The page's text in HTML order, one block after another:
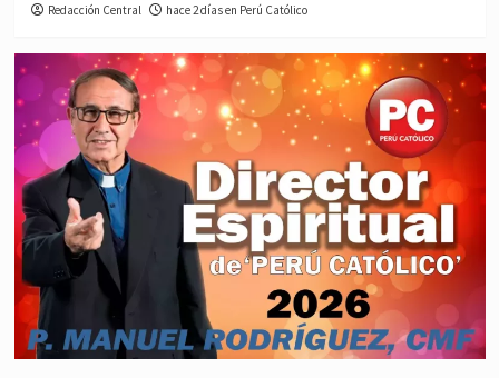
Redacción Central hace 2 días en Perú Católico